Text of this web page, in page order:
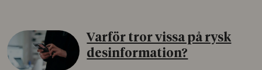
Varför tror vissa på rysk
desinformation?